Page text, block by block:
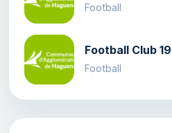
Football
Football Club
Football